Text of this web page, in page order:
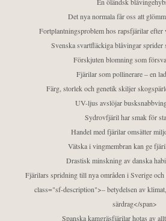
Det nya normala får oss att
Fortplantningsproblem hos rapsfjärilar efter
Svenska svartfläckiga blåvingar sprider
Förskjuten blomning som
Fjärilar som pollinerare – en
Färg, storlek och genetik skiljer
UV-ljus avslöjar
Sydrovfjäril har smak för
Handel med fjärilar omsätter
Vätska i vingmembran kan ge
Drastisk minskning av danska
Fjärilars spridning till nya områden i Sverige
class="sf-description">– betydelsen av
särdrag</span>
Spanska kamgräsfjärilar hotas av